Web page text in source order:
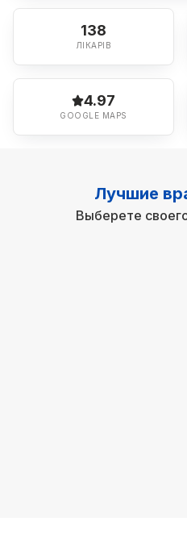
138
ЛІКАРІВ
4.97
GOOGLE MAPS
Лучшие
Выберете